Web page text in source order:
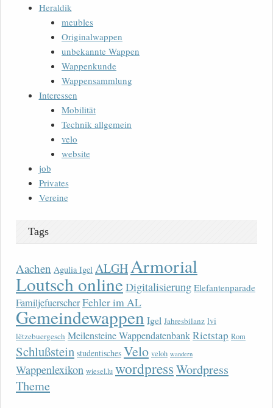
Heraldik
meubles
Originalwappen
unbekannte Wappen
Wappenkunde
Wappensammlung
Interessen
Mobilität
Technik allgemein
velo
website
job
Privates
Vereine
Tags
Aachen Agulia Igel ALGH Armorial
Loutsch onlineDigitalisierung Elefantenparade
FamiljefuerscherFehler im AL
Gemeindewappen Igel Jahresbilanz lvi
lëtzebuergesch Meilensteine WappendatenbankRietstap Rom
Schlußstein studentisches Velo veloh wandern
Wappenlexikon wiesel.lu wordpressWordpress
Theme